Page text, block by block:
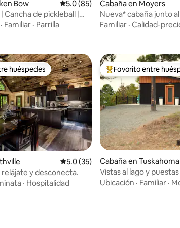
5, 17 reseñas
Bow Calificación promedio: 5.0 de 5,
5.0 (85)
Cancha de pickleball |
12 personas!
· Familiar · Parrilla
Cabaña en Moyers
Nueva* cabaña junto
vistas a la montaña
Familiar · Calidad-
5, 95 reseñas
preferido
huéspedes
Calificación promedio: 5.0 de 5, 35
5.0 (35)
relájate y desconecta.
· Hospitalidad
Favorito entre
Favorito entre
Cabaña en Tuskahoma
Vistas al lago y
lago Sardis.
Ubicación · Familiar ·